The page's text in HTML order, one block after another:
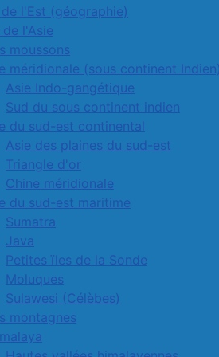
l'Est (géographie)
l'Asie
moussons
méridionale (sous continent
Asie Indo-gangétique
Sud du sous continent indien
du sud-est continental
Asie des plaines du sud-est
Triangle d'or
Chine méridionale
du sud-est maritime
Sumatra
Java
Petites ïles de la Sonde
Moluques
Sulawesi (Célèbes)
montagnes